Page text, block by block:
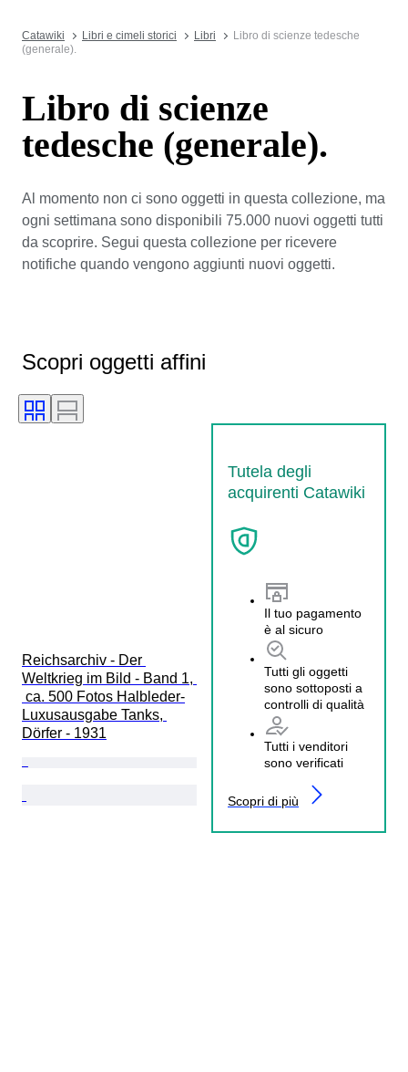
Catawiki Libri e cimeli storici Libri
Libro di scienze tedesche
(generale).
Libro di scienze
tedesche (generale).
Al momento non ci sono oggetti in questa collezione, ma
ogni settimana sono disponibili 75.000 nuovi oggetti tutti
da scoprire. Segui questa collezione per ricevere
notifiche quando vengono aggiunti nuovi oggetti.
Scopri oggetti affini
Tutela degli
acquirenti Catawiki
Il tuo pagamento
è al sicuro
Tutti gli oggetti
sono sottoposti a
controlli di qualità
Tutti i venditori
sono verificati
Scopri di più
Reichsarchiv - Der
Weltkrieg im Bild - Band 1,
ca. 500 Fotos Halbleder-
Luxusausgabe Tanks,
Dörfer - 1931